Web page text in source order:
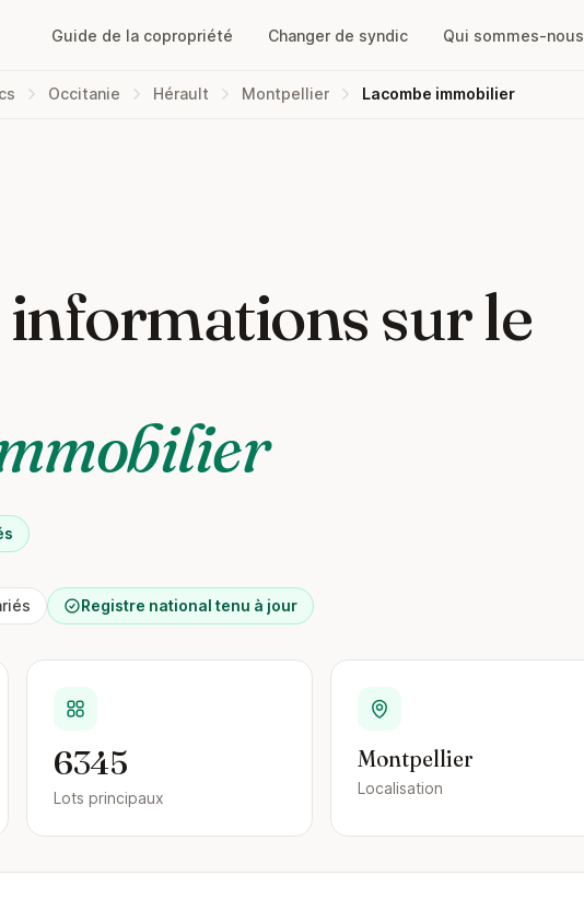
Guide de la copropriété Changer de syndic Qui sommes-nous
Occitanie Hérault Montpellier Lacombe immobilier
informations sur le
Registre national tenu à jour
6345
Lots principaux
Montpellier
Localisation